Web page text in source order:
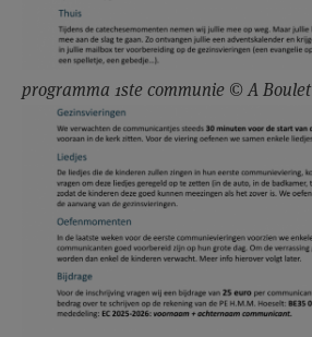
programma 1ste communie © A Boulet